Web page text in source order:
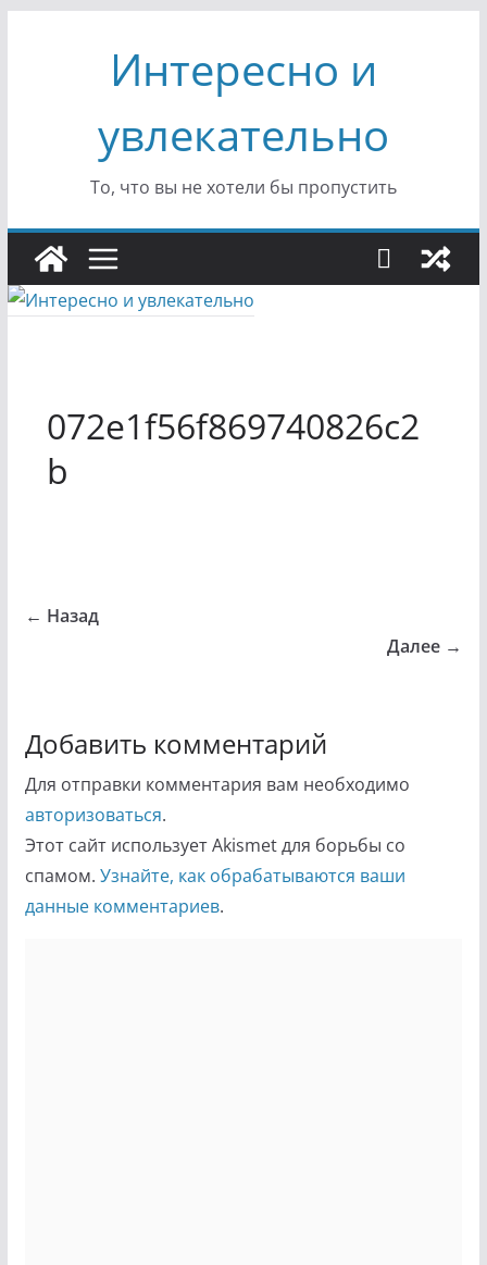
содержимомуИнтересно и
увлекательно
То, что вы не хотели бы пропустить
072e1f56f869740826c2
b
← Назад
Далее →
Добавить комментарий
Для отправки комментария вам необходимо
авторизоваться.
Этот сайт использует Akismet для борьбы со
спамом. Узнайте, как обрабатываются ваши
данные комментариев.